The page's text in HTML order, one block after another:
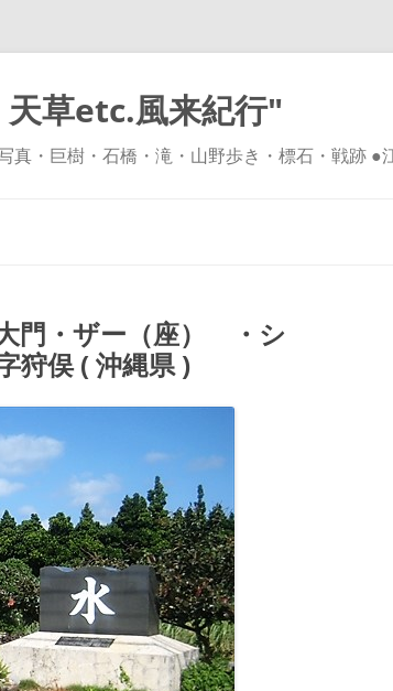
草etc.風来紀行"
・巨樹・石橋・滝・山野歩き・標石・戦跡 ●
ッ
プ
門・ザー（座） ・シ
俣 ( 沖縄県 )